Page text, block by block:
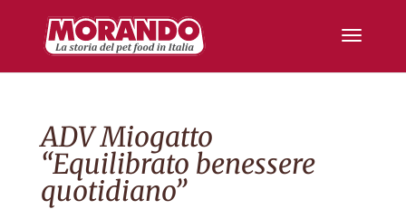
ADV Miogatto
“Equilibrato benessere
quotidiano”